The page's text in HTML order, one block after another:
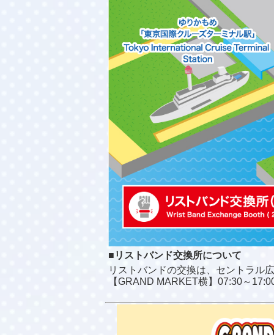
■リストバンド交換所について
リストバンドの交換は、セントラル
【GRAND MARKET横】07:30～